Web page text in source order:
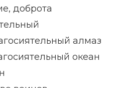
доброта
алмаз
океан